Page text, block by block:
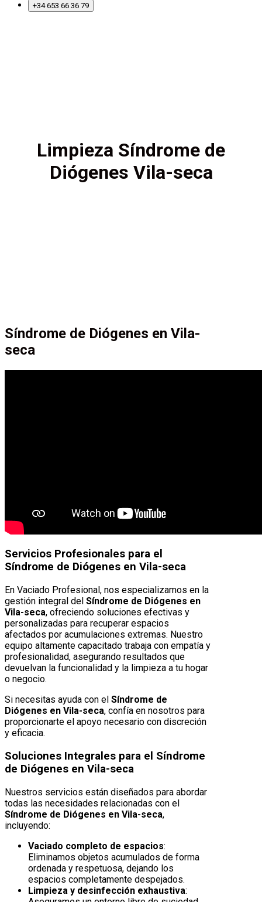
+34 653 66 36 79
Limpieza Síndrome de
Diógenes Vila-seca
Síndrome de Diógenes en Vila-
seca
Servicios Profesionales para el
Síndrome de Diógenes en Vila-seca
En Vaciado Profesional, nos especializamos en la
gestión integral del Síndrome de Diógenes en
Vila-seca, ofreciendo soluciones efectivas y
personalizadas para recuperar espacios
afectados por acumulaciones extremas. Nuestro
equipo altamente capacitado trabaja con empatía y
profesionalidad, asegurando resultados que
devuelvan la funcionalidad y la limpieza a tu hogar
o negocio.
Si necesitas ayuda con el Síndrome de
Diógenes en Vila-seca, confía en nosotros para
proporcionarte el apoyo necesario con discreción
y eficacia.
Soluciones Integrales para el Síndrome
de Diógenes en Vila-seca
Nuestros servicios están diseñados para abordar
todas las necesidades relacionadas con el
Síndrome de Diógenes en Vila-seca,
incluyendo:
Vaciado completo de espacios:
Eliminamos objetos acumulados de forma
ordenada y respetuosa, dejando los
espacios completamente despejados.
Limpieza y desinfección exhaustiva: